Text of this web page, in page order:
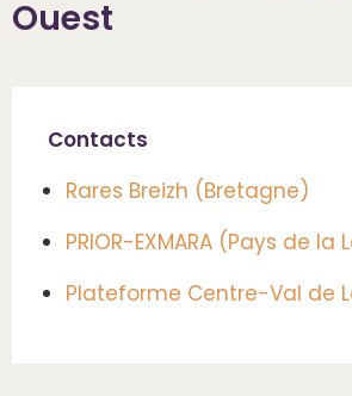
Ouest
Contacts
Rares Breizh (Bretagne)
PRIOR-EXMARA (Pays de la
Plateforme Centre-Val de